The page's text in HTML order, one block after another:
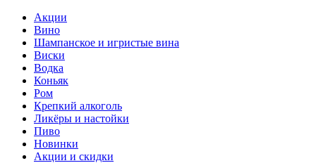
Акции
Вино
Шампанское и игристые вина
Виски
Водка
Коньяк
Ром
Крепкий алкоголь
Ликёры и настойки
Пиво
Новинки
Акции и скидки